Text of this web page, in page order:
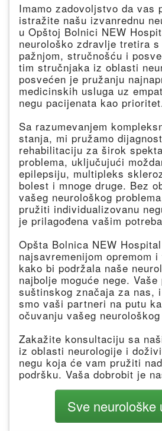
Imamo zadovoljstvo da vas
istražite našu izvanrednu
u Opštoj Bolnici NEW
neurološko zdravlje tretira s
pažnjom, stručnošću i
tim stručnjaka iz oblasti
posvećen je pružanju
medicinskih usluga uz
negu pacijenata kao
Sa razumevanjem
stanja, mi pružamo
rehabilitaciju za širok
problema, uključujući
epilepsiju, multipleks
bolest i mnoge druge. Bez
vašeg neurološkog
pružiti individualizovanu
je prilagođena vašim
Opšta Bolnica NEW
najsavremenijom opremom
kako bi podržala naše
najbolje moguće nege.
suštinskog značaja za nas,
smo vaši partneri na putu
očuvanju vašeg
Zakažite konsultaciju sa
iz oblasti neurologije i
negu koja će vam pružiti
podršku. Vaša dobrobit je
Sve neurološke